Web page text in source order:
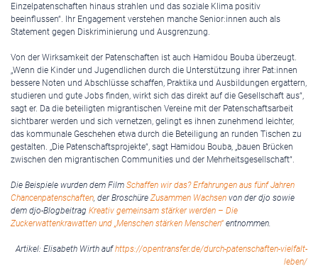
Einzelpatenschaften hinaus strahlen und das soziale Klima positiv
beeinflussen“. Ihr Engagement verstehen manche Senior:innen auch als
Statement gegen Diskriminierung und Ausgrenzung.
Von der Wirksamkeit der Patenschaften ist auch Hamidou Bouba überzeugt.
„Wenn die Kinder und Jugendlichen durch die Unterstützung ihrer Pat:innen
bessere Noten und Abschlüsse schaffen, Praktika und Ausbildungen ergattern,
studieren und gute Jobs finden, wirkt sich das direkt auf die Gesellschaft aus“,
sagt er. Da die beteiligten migrantischen Vereine mit der Patenschaftsarbeit
sichtbarer werden und sich vernetzen, gelingt es ihnen zunehmend leichter,
das kommunale Geschehen etwa durch die Beteiligung an runden Tischen zu
gestalten. „Die Patenschaftsprojekte“, sagt Hamidou Bouba, „bauen Brücken
zwischen den migrantischen Communities und der Mehrheitsgesellschaft“.
Die Beispiele wurden dem Film Schaffen wir das? Erfahrungen aus fünf Jahren
Chancenpatenschaften, der Broschüre Zusammen Wachsen von der djo sowie
dem djo-Blogbeitrag Kreativ gemeinsam stärker werden – Die
Zuckerwattenkrawatten und „Menschen stärken Menschen“ entnommen.
Artikel: Elisabeth Wirth aufhttps://opentransfer.de/durch-patenschaften-vielfalt-
leben/